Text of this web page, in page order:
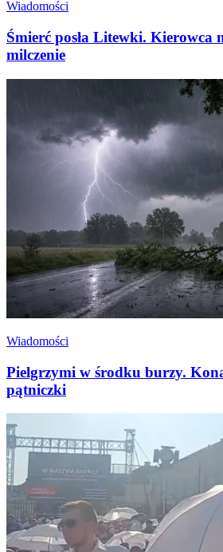
Wiadomości
Śmierć posła Litewki. Kierowca
milczenie
Wiadomości
Pielgrzymi w środku burzy.
pątniczki